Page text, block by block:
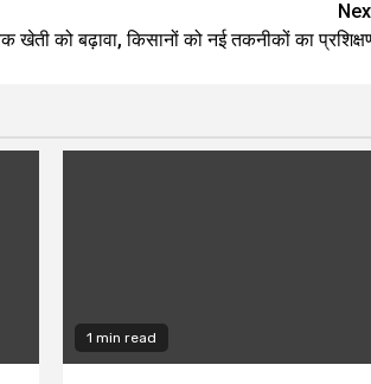
खेती को बढ़ावा, किसानों को नई तकनीकों का
1 min read